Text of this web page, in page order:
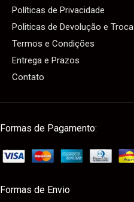
Políticas de Privacidade
Politicas de Devolução e Troca
Termos e Condições
Entrega e Prazos
Contato
Formas de Pagamento:
Formas de Envio